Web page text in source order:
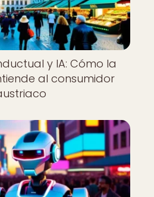
y IA: Cómo la
al consumidor